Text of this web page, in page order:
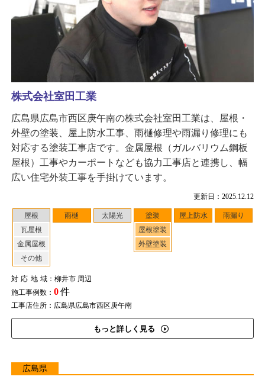
更新日：2025.12.12
屋根
瓦屋根
金属屋根
その他
雨樋 太陽光
塗装
屋根塗装
外壁塗装
屋上防水 雨漏り
対応地域：柳井市 周辺
施工事例数： 0件
工事店住所：広島県広島市西区庚午南
もっと詳しく見る
株式会社室田工業
広島県広島市西区庚午南の株式会社室田工業は、屋根・
外壁の塗装、屋上防水工事、雨樋修理や雨漏り修理にも
対応する塗装工事店です。金属屋根（ガルバリウム鋼板
屋根）工事やカーポートなども協力工事店と連携し、幅
広い住宅外装工事を手掛けています。
広島県